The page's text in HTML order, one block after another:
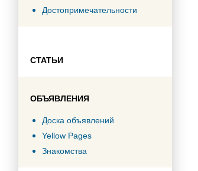
Достопримечательности
СТАТЬИ
ОБЪЯВЛЕНИЯ
Доска объявлений
Yellow Pages
Знакомства